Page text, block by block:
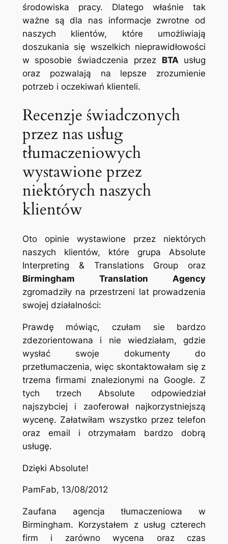
środowiska pracy. Dlatego właśnie tak
ważne są dla nas informacje zwrotne od
naszych klientów, które umożliwiają
doszukania się wszelkich nieprawidłowości
w sposobie świadczenia przez BTA usług
oraz pozwalają na lepsze zrozumienie
potrzeb i oczekiwań klienteli.
Recenzje świadczonych
przez nas usług
tłumaczeniowych
wystawione przez
niektórych naszych
klientów
Oto opinie wystawione przez niektórych
naszych klientów, które grupaAbsolute
Interpreting & Translations Grouporaz
Birmingham Translation Agency
zgromadziły na przestrzeni lat prowadzenia
swojej działalności:
Prawdę mówiąc, czułam sie bardzo
zdezorientowana i nie wiedziałam, gdzie
wysłać swoje dokumenty do
przetłumaczenia, więc skontaktowałam się z
trzema firmami znalezionymi na Google. Z
tych trzech Absolute odpowiedział
najszybciej i zaoferował najkorzystniejszą
wycenę. Załatwiłam wszystko przez telefon
oraz email i otrzymałam bardzo dobrą
usługę.
Dzięki Absolute!
PamFab, 13/08/2012
Zaufana agencja tłumaczeniowa w
Birmingham. Korzystałem z usług czterech
firm i zarówno wycena oraz czas